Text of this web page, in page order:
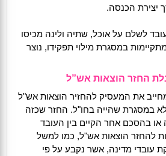
יצירת הכנסה.
לשלם על אוכל, שתיה ולינה מכיסו
במסגרת מילוי תפקידו, נוצר
החזר הוצאות אש”ל
את המעסיק להחזיר הוצאות אש"ל
לא במסגרת שהייה בחו"ל. החזר שכזה
או בהסכם אחר הקיים בין העובד
להחזר הוצאות אש"ל, כמו למשל
עובדי מדינה, אשר נקבע על פי